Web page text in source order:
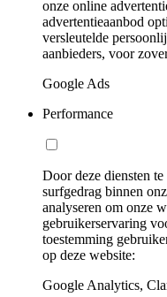
onze online
advertentieaanbod
versleutelde
aanbieders, voor
Google Ads
Performance
Door deze diensten
surfgedrag binnen
analyseren om onze
gebruikerservaring
toestemming
op deze website:
Google Analytics,